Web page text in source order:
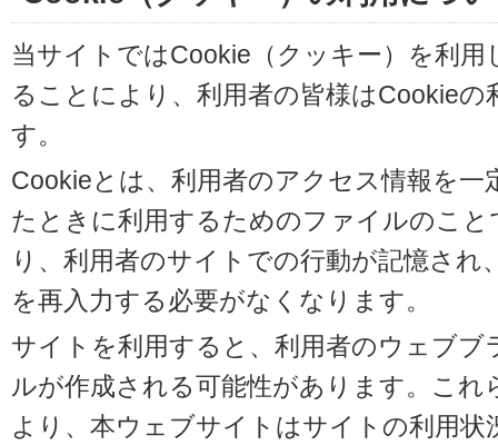
当サイトではCookie（クッキー）を利
ることにより、利用者の皆様はCookie
す。
Cookieとは、利用者のアクセス情報を
たときに利用するためのファイルのこ
り、利用者のサイトでの行動が記憶さ
を再入力する必要がなくなります。
サイトを利用すると、利用者のウェブ
ルが作成される可能性があります。こ
より、本ウェブサイトはサイトの利用